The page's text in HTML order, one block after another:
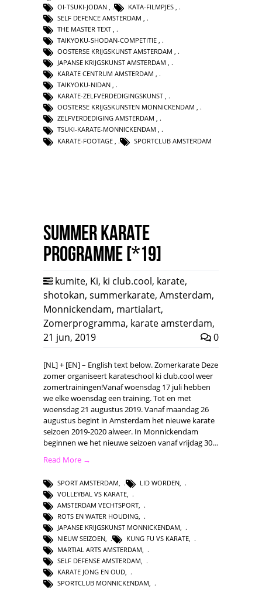
OI-TSUKI-JODAN KATA-FILMPJES
SELF DEFENCE AMSTERDAM
THE MASTER TEXT
TAIKYOKU-SHODAN-COMPETITIE
OOSTERSE KRIJGSKUNST AMSTERDAM ,
JAPANSE KRIJGSKUNST AMSTERDAM ,
KARATE CENTRUM AMSTERDAM ,
TAIKYOKU-NIDAN ,
KARATE-ZELFVERDEDIGINGSKUNST ,
OOSTERSE KRIJGSKUNSTEN MONNICKENDAM ,
ZELFVERDEDIGING AMSTERDAM ,
TSUKI-KARATE-MONNICKENDAM ,
KARATE-FOOTAGE
SPORTCLUB AMSTERDAM
Summer karate
programme [*19]
kumite, Ki, ki club.cool, karate,
shotokan, summerkarate, Amsterdam,
Monnickendam, martialart,
Zomerprogramma, karate amsterdam,
21 jun, 2019
0
[NL] + [EN] – English text below. Zomerkarate Deze
zomer organiseert karateschool ki club.cool weer
zomertrainingen!Vanaf woensdag 17 juli hebben
we elke woensdag een training. Tot en met
woensdag 21 augustus 2019. Vanaf maandag 26
augustus begint in Amsterdam het nieuwe karate
seizoen 2019-2020 alweer. In Monnickendam
beginnen we het nieuwe seizoen vanaf vrijdag 30…
Read More →
SPORT AMSTERDAM LID WORDEN
VOLLEYBAL VS KARATE
AMSTERDAM VECHTSPORT
ROTS EN WATER HOUDING
JAPANSE KRIJGSKUNST MONNICKENDAM
NIEUW SEIZOEN
KUNG FU VS KARATE
MARTIAL ARTS AMSTERDAM
SELF DEFENSE AMSTERDAM,
KARATE JONG EN OUD,
SPORTCLUB MONNICKENDAM,